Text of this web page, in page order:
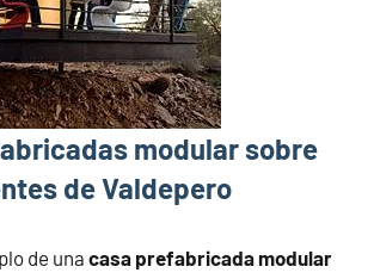
modular sobre
de Valdepero
de una casa prefabricada modular